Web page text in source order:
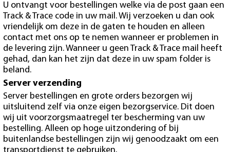
U ontvangt voor bestellingen welke via de post gaan een
Track & Trace code in uw mail. Wij verzoeken u dan ook
vriendelijk om deze in de gaten te houden en alleen
contact met ons op te nemen wanneer er problemen in
de levering zijn. Wanneer u geen Track & Trace mail heeft
gehad, dan kan het zijn dat deze in uw spam folder is
beland.
Server verzending
Server bestellingen en grote orders bezorgen wij
uitsluitend zelf via onze eigen bezorgservice. Dit doen
wij uit voorzorgsmaatregel ter bescherming van uw
bestelling. Alleen op hoge uitzondering of bij
buitenlandse bestellingen zijn wij genoodzaakt om een